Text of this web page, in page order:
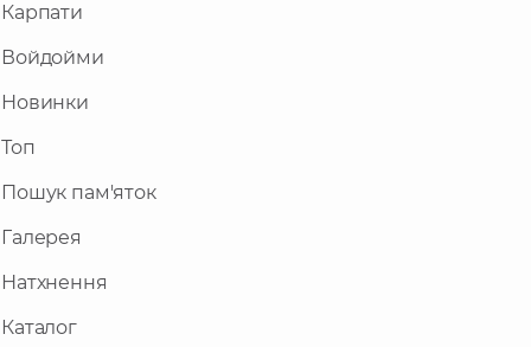
Карпати
Войдойми
Новинки
Топ
Пошук пам'яток
Галерея
Натхнення
Каталог